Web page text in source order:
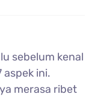
sebelum kenal
aspek ini.
merasa ribet